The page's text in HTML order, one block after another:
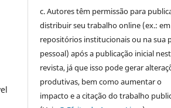
c. Autores têm permissão para
distribuir seu trabalho online (ex.: em
repositórios institucionais ou na sua
pessoal) após a publicação inicial
revista, já que isso pode gerar
produtivas, bem como aumentar o
impacto e a citação do trabalho